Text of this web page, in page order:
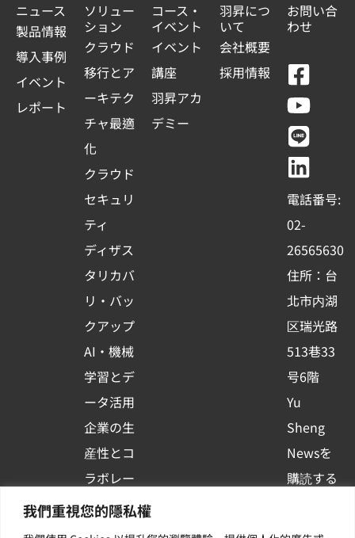
我們重視您的隱私權
t
e
s
+
ニュース
製品情報
導入事例
イベント
レポート
ソリュー
ション
クラウド
移行とア
ーキテク
チャ最適
化
クラウド
セキュリ
ティ
ディザス
タリカバ
リ・バッ
クアップ
AI・機械
学習とデ
ータ活用
企業の生
産性とコ
ラボレー
ション
コース・
イベント
イベント
講座
羽昇アカ
デミー
羽昇につ
いて
会社概要
採用情報
お問い合
わせ
F
a
c
e
b
o
o
k
-
s
q
u
a
r
e
Y
o
u
t
u
b
e
L
i
n
e
L
i
n
k
e
d
i
n
電話番号:
02-
26565630
住所：台
北市内湖
区瑞光路
513巷33
号6階
Yu
Sheng
Newsを
購読する